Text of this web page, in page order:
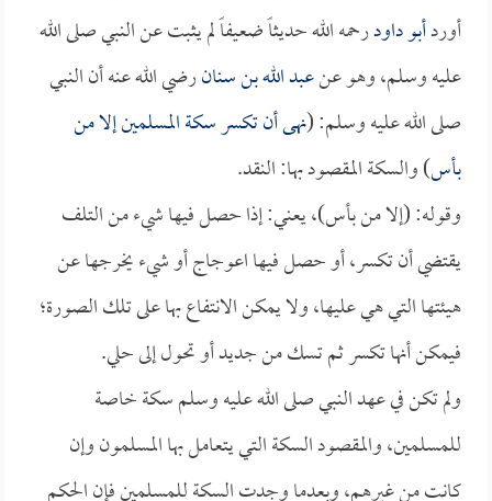
أوردأبو داودرحمه الله حديثاً ضعيفاً لم يثبت عن النبي صلى الله
عليه وسلم، وهو عنعبد الله بن سنانرضي الله عنه أن النبي
صلى الله عليه وسلم: (نهى أن تكسر سكة المسلمين إلا من
بأس) والسكة المقصود بها: النقد.
وقوله: (إلا من بأس)، يعني: إذا حصل فيها شيء من التلف
يقتضي أن تكسر، أو حصل فيها اعوجاج أو شيء يخرجها عن
هيئتها التي هي عليها، ولا يمكن الانتفاع بها على تلك الصورة؛
فيمكن أنها تكسر ثم تسك من جديد أو تحول إلى حلي.
ولم تكن في عهد النبي صلى الله عليه وسلم سكة خاصة
للمسلمين، والمقصود السكة التي يتعامل بها المسلمون وإن